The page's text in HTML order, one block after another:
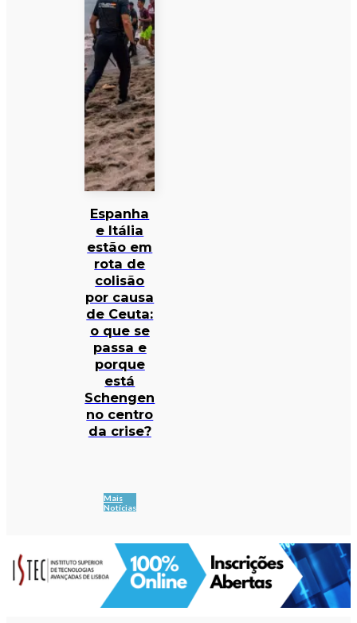
Espanha
e Itália
estão em
rota de
colisão
por causa
de Ceuta:
o que se
passa e
porque
está
Schengen
no centro
da crise?
Mais
Notícias